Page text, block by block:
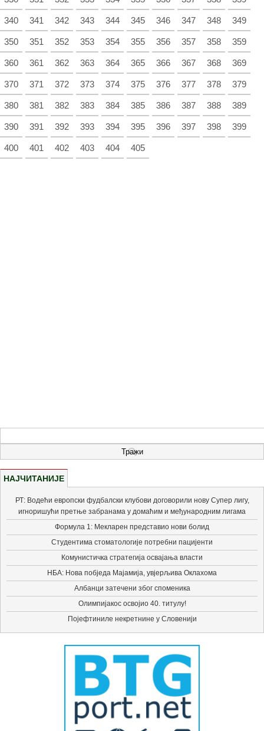
340 341 342 343 344 345 346 347 348 349
350 351 352 353 354 355 356 357 358 359
360 361 362 363 364 365 366 367 368 369
370 371 372 373 374 375 376 377 378 379
380 381 382 383 384 385 386 387 388 389
390 391 392 393 394 395 396 397 398 399
400 401 402 403 404 405
НАЈЧИТАНИЈЕ
РТ: Водећи европски фудбалски клубови договорили нову Супер лигу,
игноришући претње забранама у домаћим и међународним лигама
Формула 1: Мекларен представио нови болид
Студентима стоматологије потребни пацијенти
Комунистичка стратегија освајања власти
НБА: Нова побједа Мајамија, увјерљива Оклахома
Албанци затечени због споменика
Олимпијакос освојио 40. титулу!
Појефтиниле некретнине у Словенији